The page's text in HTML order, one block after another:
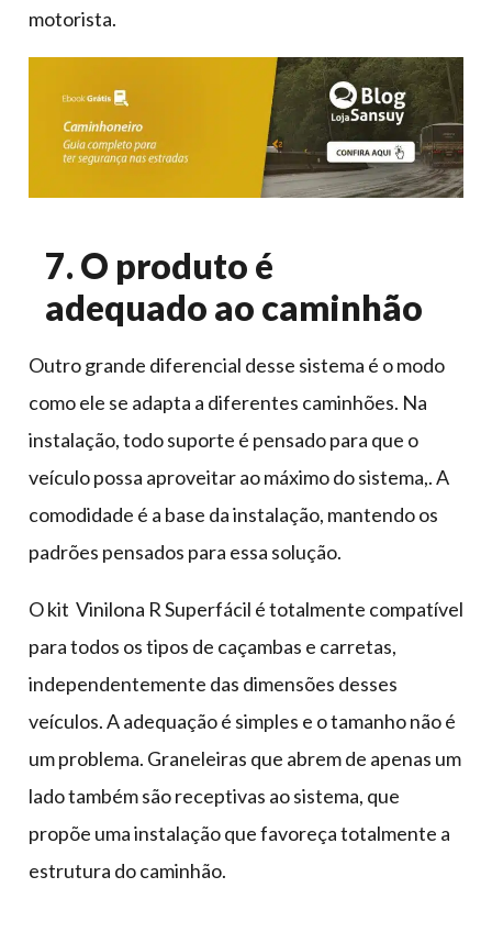
motorista.
7. O produto é
adequado ao caminhão
Outro grande diferencial desse sistema é o modo
como ele se adapta a diferentes caminhões. Na
instalação, todo suporte é pensado para que o
veículo possa aproveitar ao máximo do sistema,. A
comodidade é a base da instalação, mantendo os
padrões pensados para essa solução.
O kit Vinilona R Superfácil é totalmente compatível
para todos os tipos de caçambas e carretas,
independentemente das dimensões desses
veículos. A adequação é simples e o tamanho não é
um problema. Graneleiras que abrem de apenas um
lado também são receptivas ao sistema, que
propõe uma instalação que favoreça totalmente a
estrutura do caminhão.